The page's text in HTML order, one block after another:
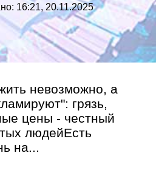
16:21, 20.11.2025
невозможно, а
грязь,
цены - честный
людейЕсть
на...